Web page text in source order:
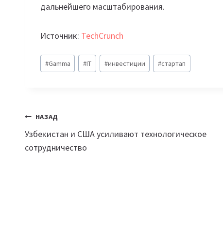
дальнейшего масштабирования.
Источник: TechCrunch
Метки
записи:
#Gamma #IT #инвестиции #стартап
Навигация
по
НАЗАД
Узбекистан и США усиливают технологическое
сотрудничество